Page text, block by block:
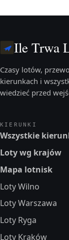
Ile Trwa
Czasy lotów,
kierunkach i
wiedzieć przed
KIERUNKI
Wszystkie
Loty wg krajów
Mapa lotnisk
Loty Wilno
Loty Warszawa
Loty Ryga
Loty Kraków